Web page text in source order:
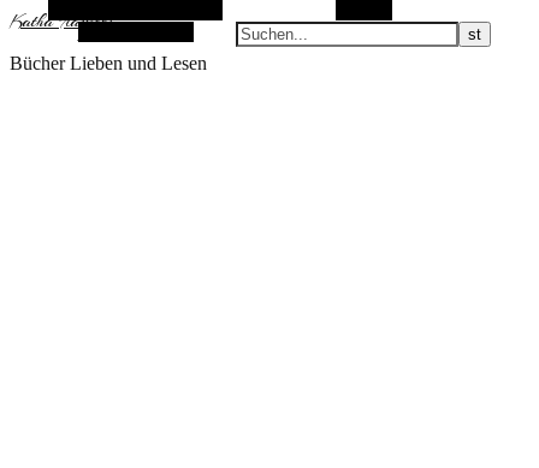
KathaFlauschi
Bücher Lieben und Lesen
Zufallsauswahl